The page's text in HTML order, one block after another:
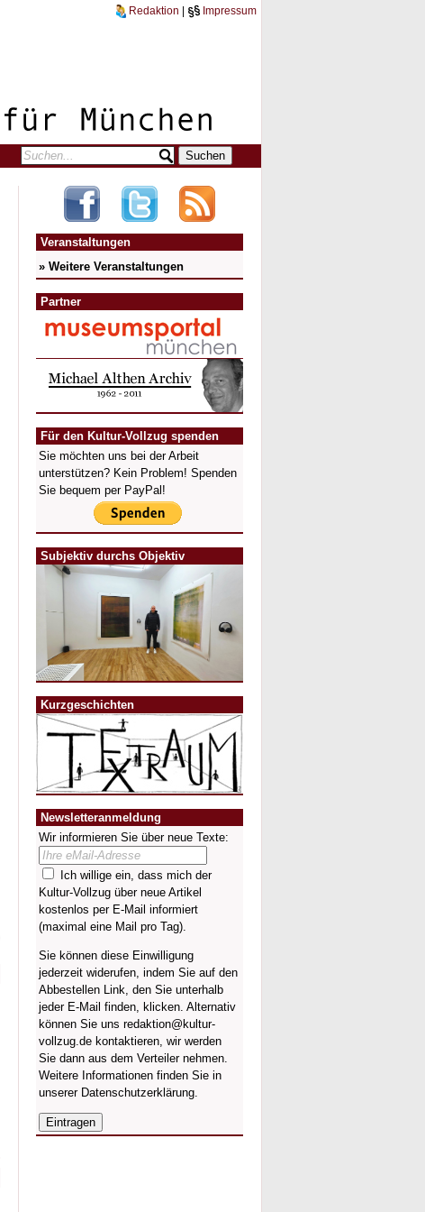
Redaktion Impressum
Veranstaltungen
» Weitere Veranstaltungen
Partner
Für den Kultur-Vollzug spenden
Sie möchten uns bei der Arbeit
unterstützen? Kein Problem! Spenden
Sie bequem per PayPal!
Subjektiv durchs Objektiv
Kurzgeschichten
Newsletteranmeldung
Wir informieren Sie über neue Texte:
Ich willige ein, dass mich der
Kultur-Vollzug über neue Artikel
kostenlos per E-Mail informiert
(maximal eine Mail pro Tag).
Sie können diese Einwilligung
jederzeit widerufen, indem Sie auf den
Abbestellen Link, den Sie unterhalb
jeder E-Mail finden, klicken. Alternativ
können Sie uns redaktion@kultur-
vollzug.de kontaktieren, wir werden
Sie dann aus dem Verteiler nehmen.
Weitere Informationen finden Sie in
unserer Datenschutzerklärung.